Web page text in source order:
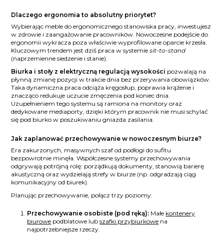
Dlaczego ergonomia to absolutny priorytet?
Wybierając meble do ergonomicznego stanowiska pracy, inwestujesz
w zdrowie i zaangażowanie pracowników. Nowoczesne podejście do
ergonomii wykracza poza właściwie wyprofilowane oparcie krzesła.
Kluczowym trendem jest dziś praca w systemiesit-to-stand
(naprzemienne siedzenie i stanie).
Biurka i stoły z elektryczną regulacją wysokości pozwalają na
płynną zmianę pozycji w trakcie dnia bez przerywania obowiązków.
Taka dynamiczna praca odciąża kręgosłup, poprawia krążenie i
znacząco redukuje uczucie zmęczenia pod koniec dnia.
Uzupełnieniem tego systemu są ramiona na monitory oraz
dedykowane mediaporty, dzięki którym pracownik nie musi schylać
się pod biurko w poszukiwaniu gniazda zasilania.
Jak zaplanować przechowywanie w nowoczesnym biurze?
Era zakurzonych, masywnych szaf od podłogi do sufitu
bezpowrotnie minęła. Współczesne systemy przechowywania
odgrywają potrójną rolę: porządkują dokumenty, stanowią barierę
akustyczną oraz wydzielają strefy w biurze (np. odgradzają ciąg
komunikacyjny od biurek).
Planując przechowywanie, połącz trzy poziomy:
Przechowywanie osobiste (pod ręką): Małe kontenery
biurowe podblatowe lubszafki przybiurkowe na
najpotrzebniejsze rzeczy.